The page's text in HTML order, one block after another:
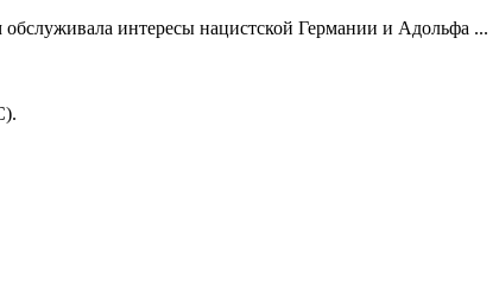
интересы нацистской Германии и Адольфа ...